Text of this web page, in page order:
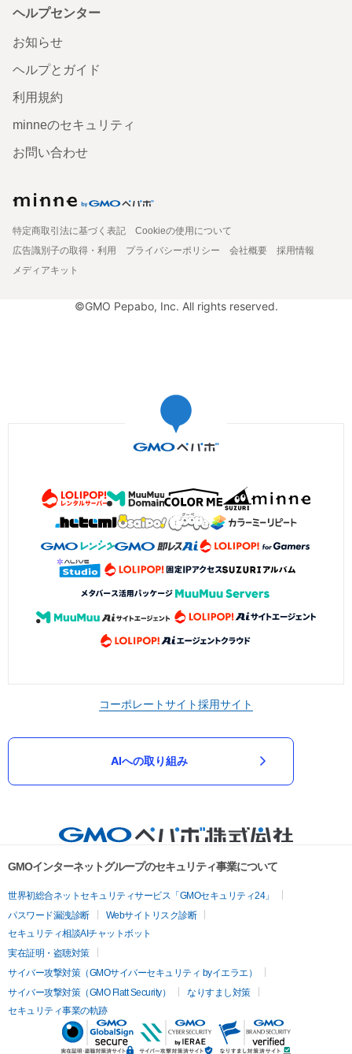
ヘルプセンター
お知らせ
ヘルプとガイド
利用規約
minneのセキュリティ
お問い合わせ
特定商取引法に基づく表記
Cookieの使用について
広告識別子の取得・利用
プライバシーポリシー 会社概要
採用情報
メディアキット
©GMO Pepabo, Inc. All rights reserved.
コーポレートサイト採用サイト
AIへの取り組み
GMOインターネットグループのセキュリティ事業について
世界初総合ネットセキュリティサービス「GMOセキュリティ24」
パスワード漏洩診断
Webサイトリスク診断
セキュリティ相談AIチャットボット
実在証明・盗聴対策
サイバー攻撃対策（GMOサイバーセキュリティ byイエラエ）
サイバー攻撃対策（GMO Flatt Security）
なりすまし対策
セキュリティ事業の軌跡